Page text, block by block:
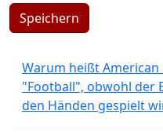
Speichern
Warum heißt
"Football", obwohl der
den Händen gespielt